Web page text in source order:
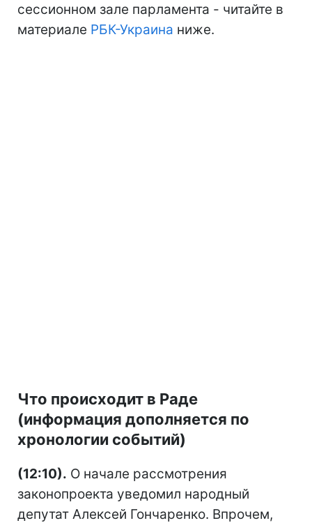
сессионном зале парламента - читайте в
материале РБК-Украина ниже.
Что происходит в Раде
(информация дополняется по
хронологии событий)
(12:10). О начале рассмотрения
законопроекта уведомил народный
депутат Алексей Гончаренко. Впрочем,